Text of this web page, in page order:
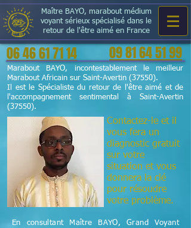
Maître BAYO, marabout médium
voyant sérieux spécialisé dans le
retour de l'être aimé en France
06 46 61 71 14 09 81 64 51 99
Marabout BAYO, incontestablement le meilleur
Marabout Africain sur Saint-Avertin (37550).
Il est le Spécialiste du retour de l'être aimé et de
l'accompagnement sentimental à Saint-Avertin
(37550).
Contactez-le et il
vous fera un
diagnostic gratuit
sur votre
situation et vous
donnera la clé
pour résoudre
votre problème.
En consultant Maître BAYO, Grand Voyant